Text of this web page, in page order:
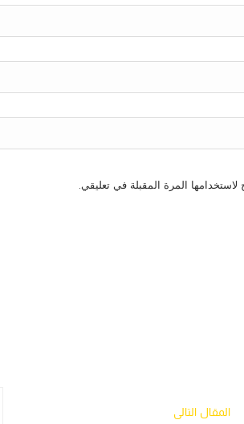
المرة المقبلة في تعليقي.
المقال التالي